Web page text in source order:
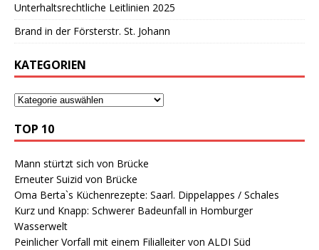
Unterhaltsrechtliche Leitlinien 2025
Brand in der Försterstr. St. Johann
KATEGORIEN
TOP 10
Mann stürtzt sich von Brücke
Erneuter Suizid von Brücke
Oma Berta`s Küchenrezepte: Saarl. Dippelappes / Schales
Kurz und Knapp: Schwerer Badeunfall in Homburger
Wasserwelt
Peinlicher Vorfall mit einem Filialleiter von ALDI Süd